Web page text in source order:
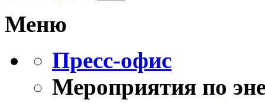
Меню
Пресс-офис
Мероприятия по